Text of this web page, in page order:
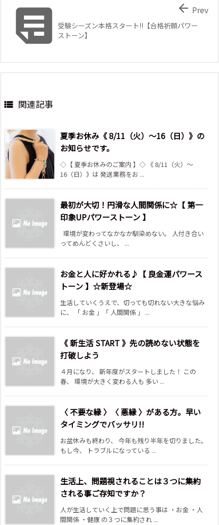
受験シーズン本格スタート!!【合格祈願パワー
ストーン】
 Prev
 関連記事
夏季お休み《 8/11（火）～16（日）》の
お知らせです。
◇【 夏季お休みのご案内 】◇ 《 8/11（火）～
16（日）》は 発送業務をお ...
最初が大切！円滑な人間関係に☆【 第一
印象UPパワーストーン 】
環境が変わってなかなか馴染めない。 人付き合い
ってめんどくさいし、 ...
お金と人に好かれる♪【 良金運パワース
トーン 】☆新登場☆
生活していくうえで、切っても切れない大きな悩み
に、 「 お金 」「 人間関係 」 ...
《 新生活 START 》先の読めない状態を
打破しよう
４月になり、 新年度がスタートしました！ この
春、 環境が大きく変わる人も 多い ...
〈 不要な縁 〉〈 悪縁 〉がある方。早い
タイミングでバッサリ!!
お盆休みも終わり、 今年も残り半年を切りました。
もし今、 トラブルになっている ...
生活上、問題視されることは３つに集約
される事ご存知ですか？
人が生活していく上で問題に思う事は ・お金 ・人
間関係 ・健康 の３つに集約され ...